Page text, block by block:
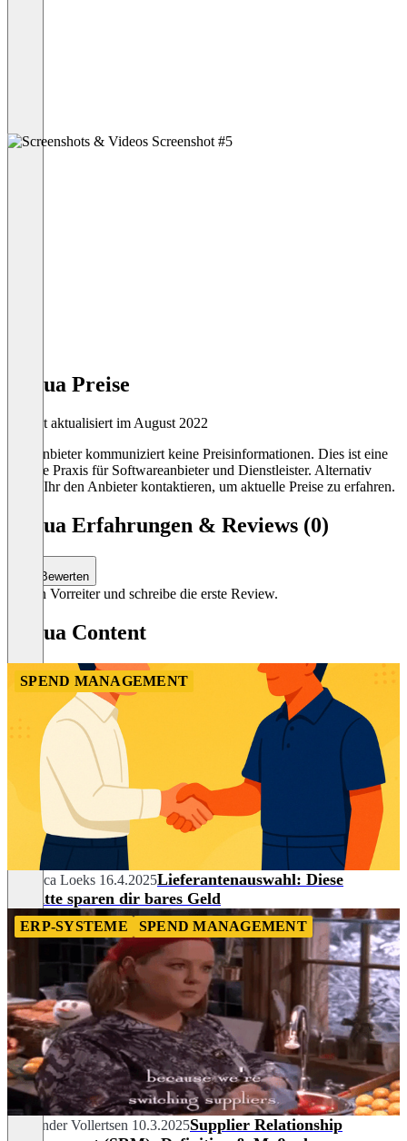
Ivalua Preise
Zuletzt aktualisiert im August 2022
Der Anbieter kommuniziert keine Preisinformationen. Dies ist eine
übliche Praxis für Softwareanbieter und Dienstleister. Alternativ
könnt Ihr den Anbieter kontaktieren, um aktuelle Preise zu erfahren.
Ivalua Erfahrungen & Reviews (0)
Bewerten
Sei ein Vorreiter und schreibe die erste Review.
Ivalua Content
SPEND MANAGEMENT
Rebecca Loeks 16.4.2025Lieferantenauswahl: Diese
Schritte sparen dir bares Geld
ERP-SYSTEME SPEND MANAGEMENT
Alexander Vollertsen 10.3.2025Supplier Relationship